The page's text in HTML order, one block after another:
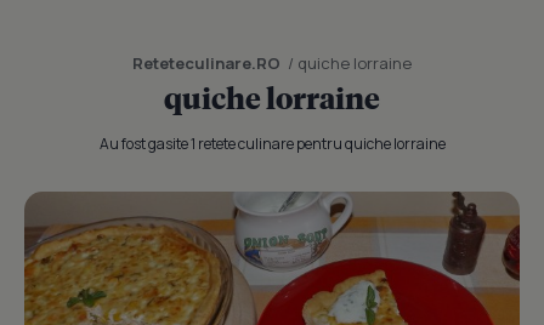
Reteteculinare.RO / quiche lorraine
quiche lorraine
Au fost gasite 1 retete culinare pentru quiche lorraine